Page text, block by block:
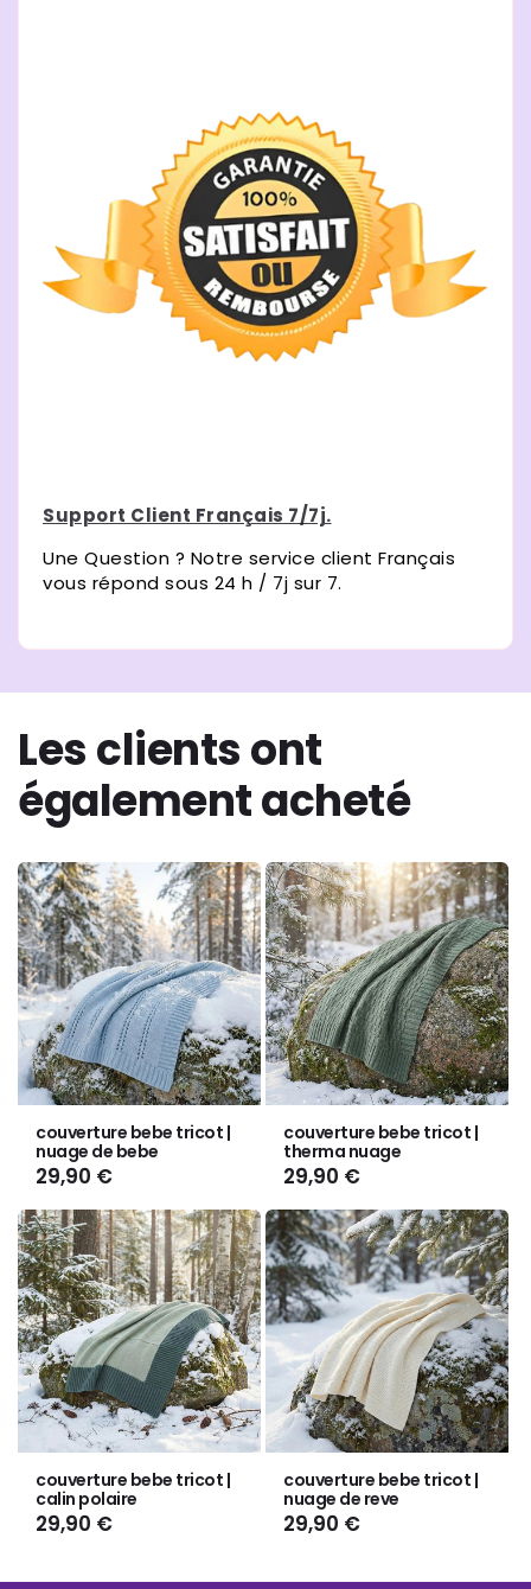
Support Client Français 7/7j.
Une Question ? Notre service client Français
vous répond sous 24 h / 7j sur 7.
Les clients ont
également acheté
couverture bebe tricot |
nuage de bebe
Prix
29,90 €
couverture bebe tricot |
therma nuage
Prix
29,90 €
couverture bebe tricot |
calin polaire
Prix
29,90 €
couverture bebe tricot |
nuage de reve
Prix
29,90 €